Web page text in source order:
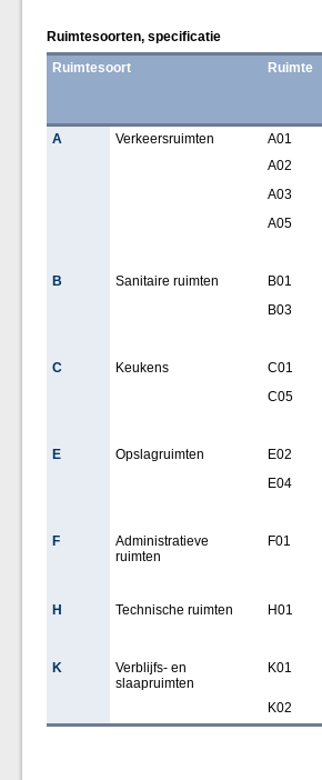
Ruimtesoorten, specificatie
Ruimtesoort
Ruimte
A Verkeersruimten A01
A02
A03
A05
B Sanitaire ruimten B01
B03
C Keukens C01
C05
E Opslagruimten E02
E04
F
Administratieve
ruimten
F01
H Technische ruimten H01
K
Verblijfs- en
slaapruimten
K01
K02